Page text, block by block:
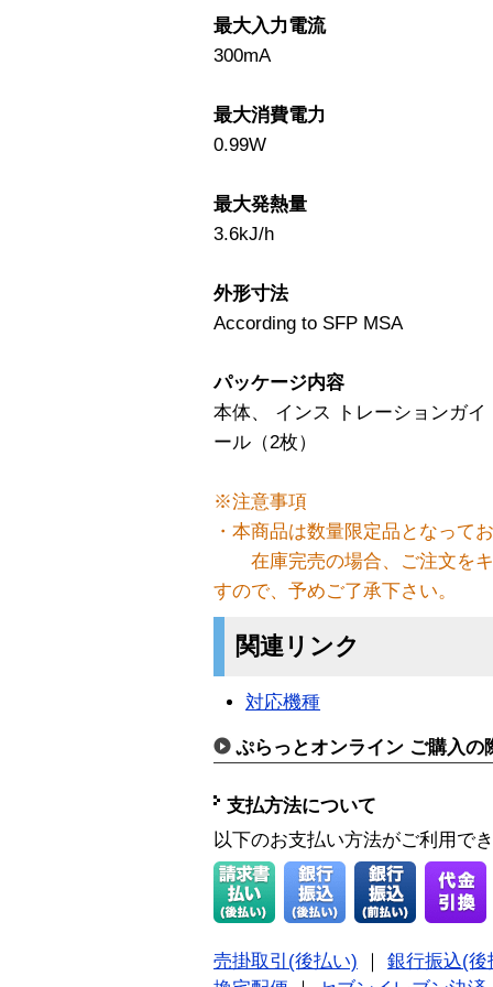
最大入力電流
300mA
最大消費電力
0.99W
最大発熱量
3.6kJ/h
外形寸法
According to SFP MSA
パッケージ内容
本体、 インス トレーションガ
ール（2枚）
※注意事項
・本商品は数量限定品となって
在庫完売の場合、ご注文をキ
すので、予めご了承下さい。
関連リンク
対応機種
ぷらっとオンライン ご購入の
支払方法について
以下のお支払い方法がご利用で
売掛取引(後払い)
銀行振込(後